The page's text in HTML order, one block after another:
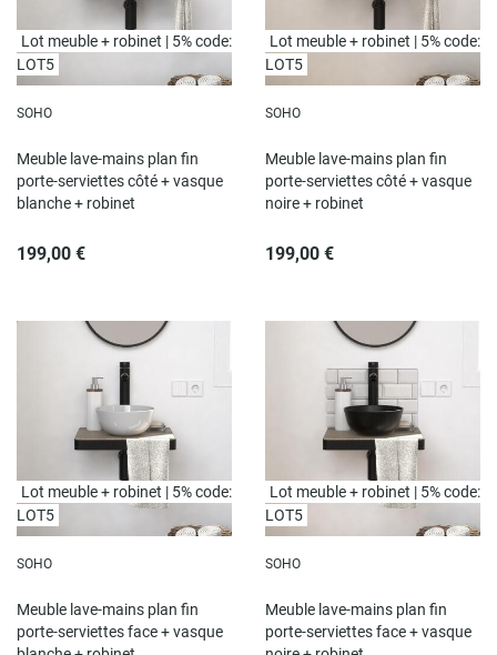
SOHO
Meuble lave-mains plan fin
porte-serviettes côté + vasque
blanche + robinet
199,00 €
Lot meuble + robinet | 5% code:
LOT5
SOHO
Meuble lave-mains plan fin
porte-serviettes côté + vasque
noire + robinet
199,00 €
Lot meuble + robinet | 5% code:
LOT5
SOHO
Meuble lave-mains plan fin
porte-serviettes face + vasque
Lot meuble + robinet | 5% code:
LOT5
SOHO
Meuble lave-mains plan fin
porte-serviettes face + vasque
Lot meuble + robinet | 5% code:
LOT5